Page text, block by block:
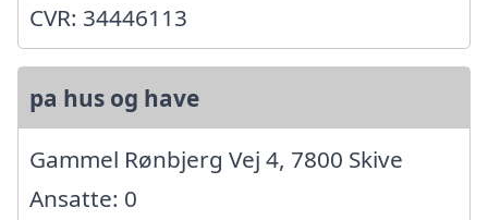
CVR: 34446113
pa hus og have
Gammel Rønbjerg Vej 4, 7800 Skive
Ansatte: 0